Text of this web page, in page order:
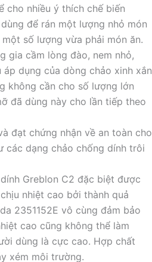
cho nhiều ý thích chế biến
để rán một lượng nhỏ món
số lượng vừa phải món ăn.
gia cầm lòng đào, nem nhỏ,
dụng của dòng chảo xinh xắn
không cần cho số lượng lớn
đã dùng này cho lần tiếp theo
đạt chứng nhận về an toàn cho
các dạng chảo chống dính trôi
Greblon C2 đặc biệt được
nhiệt cao bởi thành quả
2351152E vô cùng đảm bảo
cao cũng không thể làm
dùng là cực cao. Hợp chất
xém môi trường.